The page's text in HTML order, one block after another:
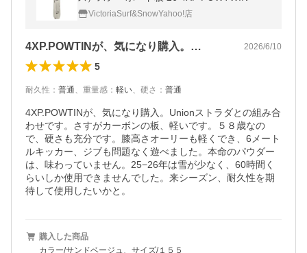
VictoriaSurf&SnowYahoo!店
4XP.POWTINが、気になり購入。… 2026/6/10
5
耐久性 ： 普通、 重量感 ： 軽い、 硬さ ： 普通
4XP.POWTINが、気になり購入。Unionストラダとの組み合
わせです。さすがカーボンの板、軽いです。５８歳なの
で、硬さも充分です。膝高さオーリーも軽くでき、6メート
ルキッカー、ジブも問題なく遊べました。本命のパウダー
は、味わっていません。25−26年は雪が少なく、60時間く
らいしか使用できませんでした。来シーズン、耐久性を期
待して使用したいかと。
購入した商品
カラー/サンドベージュ、サイズ/１５５